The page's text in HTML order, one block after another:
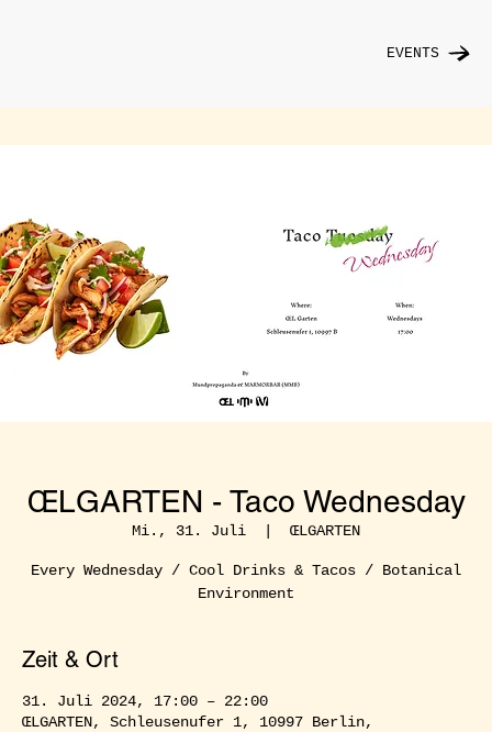
EVENTS
ŒLGARTEN - Taco Wednesday
Mi., 31. Juli
  |
ŒLGARTEN
Every Wednesday / Cool Drinks & Tacos / Botanical
Environment
Zeit & Ort
31. Juli 2024, 17:00 – 22:00
ŒLGARTEN, Schleusenufer 1, 10997 Berlin,